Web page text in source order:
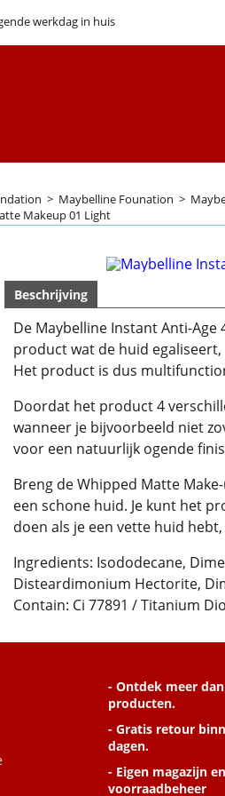
werkdag in huis
> Maybelline Founation >
Makeup 01 Light
Beschrijving
De Maybelline Instant Anti-Age
product wat de huid
Het product is dus
Doordat het product 4
wanneer je bijvoorbeeld niet
voor een natuurlijk ogende
Breng de Whipped Matte
een schone huid. Je kunt het
doen als je een vette huid
Ingredients: Isododecane,
Disteardimonium Hectorite,
Contain: Ci 77891 / Titanium
- Ontdek meer
producten.
- Gratis retour
dagen.
- Eigen magazijn en
voorraadbeheer